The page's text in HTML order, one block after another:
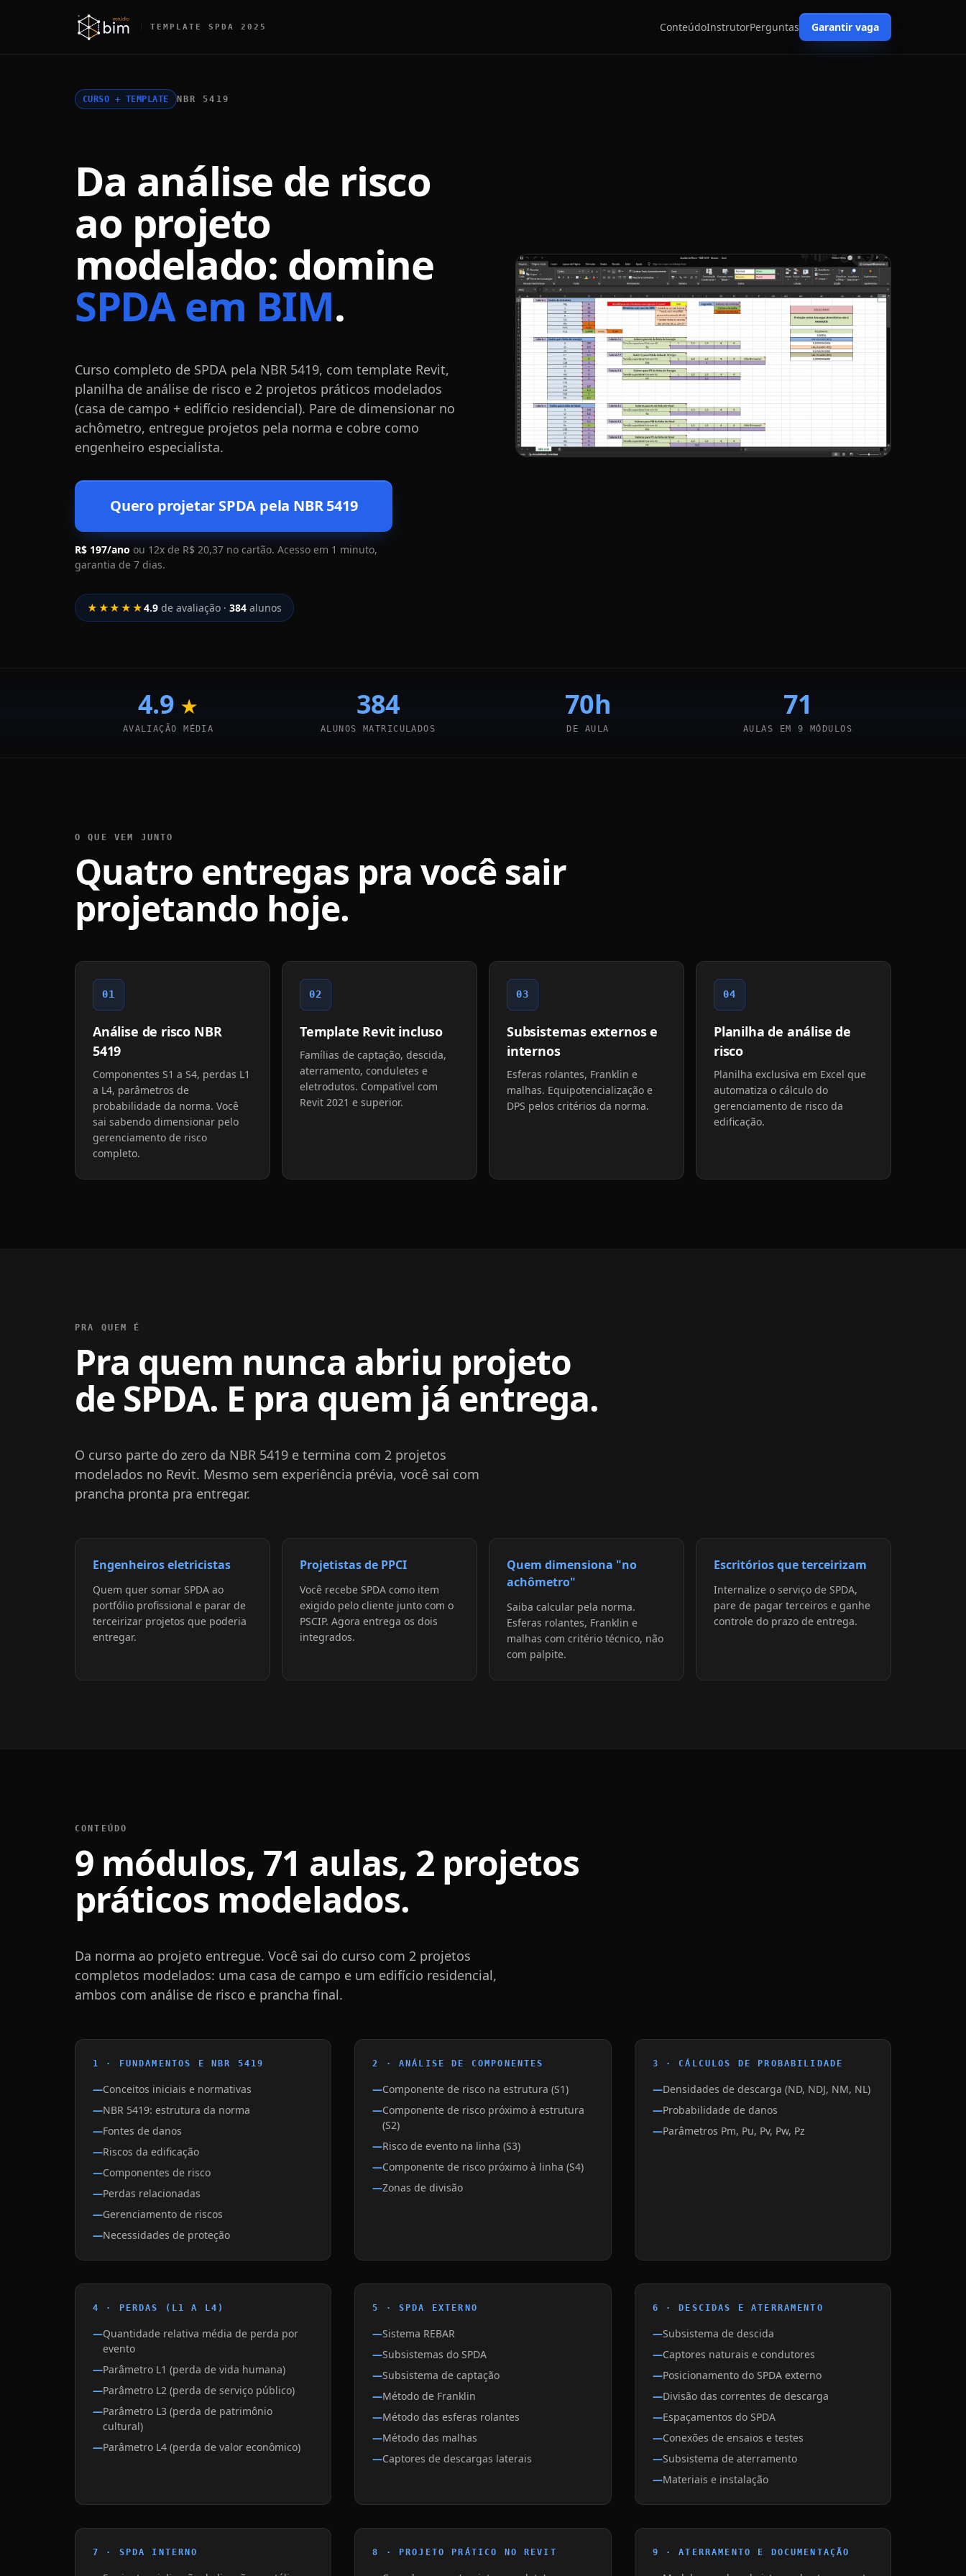
TEMPLATE SPDA 2025 ConteúdoInstrutorPerguntas Garantir vaga
CURSO + TEMPLATE NBR 5419
Da análise de risco
ao projeto
modelado: domine
SPDA em BIM.
Curso completo de SPDA pela NBR 5419, com template Revit,
planilha de análise de risco e 2 projetos práticos modelados
(casa de campo + edifício residencial). Pare de dimensionar no
achômetro, entregue projetos pela norma e cobre como
engenheiro especialista.
Quero projetar SPDA pela NBR 5419
R$ 197/ano ou 12x de R$ 20,37 no cartão. Acesso em 1 minuto,
garantia de 7 dias.
★★★★★4.9de avaliação · 384alunos
4.9 ★
AVALIAÇÃO MÉDIA
384
ALUNOS MATRICULADOS
70h
DE AULA
71
AULAS EM 9 MÓDULOS
O QUE VEM JUNTO
Quatro entregas pra você sair
projetando hoje.
01
Análise de risco NBR
5419
Componentes S1 a S4, perdas L1
a L4, parâmetros de
probabilidade da norma. Você
sai sabendo dimensionar pelo
gerenciamento de risco
completo.
02
Template Revit incluso
Famílias de captação, descida,
aterramento, conduletes e
eletrodutos. Compatível com
Revit 2021 e superior.
03
Subsistemas externos e
internos
Esferas rolantes, Franklin e
malhas. Equipotencialização e
DPS pelos critérios da norma.
04
Planilha de análise de
risco
Planilha exclusiva em Excel que
automatiza o cálculo do
gerenciamento de risco da
edificação.
PRA QUEM É
Pra quem nunca abriu projeto
de SPDA. E pra quem já entrega.
O curso parte do zero da NBR 5419 e termina com 2 projetos
modelados no Revit. Mesmo sem experiência prévia, você sai com
prancha pronta pra entregar.
Engenheiros eletricistas
Quem quer somar SPDA ao
portfólio profissional e parar de
terceirizar projetos que poderia
entregar.
Projetistas de PPCI
Você recebe SPDA como item
exigido pelo cliente junto com o
PSCIP. Agora entrega os dois
integrados.
Quem dimensiona "no
achômetro"
Saiba calcular pela norma.
Esferas rolantes, Franklin e
malhas com critério técnico, não
com palpite.
Escritórios que terceirizam
Internalize o serviço de SPDA,
pare de pagar terceiros e ganhe
controle do prazo de entrega.
CONTEÚDO
9 módulos, 71 aulas, 2 projetos
práticos modelados.
Da norma ao projeto entregue. Você sai do curso com 2 projetos
completos modelados: uma casa de campo e um edifício residencial,
ambos com análise de risco e prancha final.
1 · FUNDAMENTOS E NBR 5419
Conceitos iniciais e normativas
NBR 5419: estrutura da norma
Fontes de danos
Riscos da edificação
Componentes de risco
Perdas relacionadas
Gerenciamento de riscos
Necessidades de proteção
2 · ANÁLISE DE COMPONENTES
Componente de risco na estrutura (S1)
Componente de risco próximo à estrutura
(S2)
Risco de evento na linha (S3)
Componente de risco próximo à linha (S4)
Zonas de divisão
3 · CÁLCULOS DE PROBABILIDADE
Densidades de descarga (ND, NDJ, NM, NL)
Probabilidade de danos
Parâmetros Pm, Pu, Pv, Pw, Pz
4 · PERDAS (L1 A L4)
Quantidade relativa média de perda por
evento
Parâmetro L1 (perda de vida humana)
Parâmetro L2 (perda de serviço público)
Parâmetro L3 (perda de patrimônio
cultural)
Parâmetro L4 (perda de valor econômico)
5 · SPDA EXTERNO
Sistema REBAR
Subsistemas do SPDA
Subsistema de captação
Método de Franklin
Método das esferas rolantes
Método das malhas
Captores de descargas laterais
6 · DESCIDAS E ATERRAMENTO
Subsistema de descida
Captores naturais e condutores
Posicionamento do SPDA externo
Divisão das correntes de descarga
Espaçamentos do SPDA
Conexões de ensaios e testes
Subsistema de aterramento
Materiais e instalação
7 · SPDA INTERNO 8 · PROJETO PRÁTICO NO REVIT 9 · ATERRAMENTO E DOCUMENTAÇÃO